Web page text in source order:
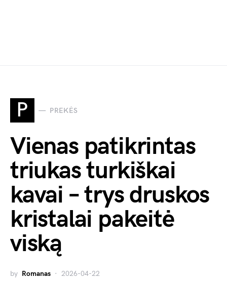
P PREKĖS
Vienas patikrintas
triukas turkiškai
kavai – trys druskos
kristalai pakeitė
viską
by Romanas 2026-04-22